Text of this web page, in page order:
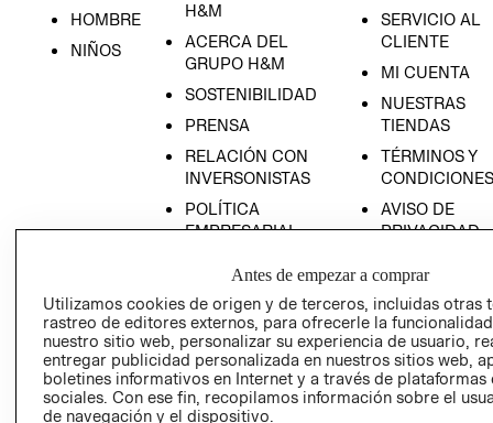
HOMBRE
NIÑOS
H&M
ACERCA DEL
GRUPO H&M
SOSTENIBILIDAD
PRENSA
RELACIÓN CON
INVERSONISTAS
POLÍTICA
EMPRESARIAL
SERVICIO AL
CLIENTE
MI CUENTA
NUESTRAS
TIENDAS
TÉRMINOS Y
CONDICIONES
AVISO DE
PRIVACIDAD
COOKIES
LIBRO DE
Antes de empezar a comprar
Utilizamos cookies de origen y de terceros, incluidas otras
rastreo de editores externos, para ofrecerle la
nuestro sitio web, personalizar su experiencia de usuario,
entregar publicidad personalizada en nuestros sitios web,
boletines informativos en Internet y a través de plataformas
sociales. Con ese fin, recopilamos información sobre el
de navegación y el dispositivo.